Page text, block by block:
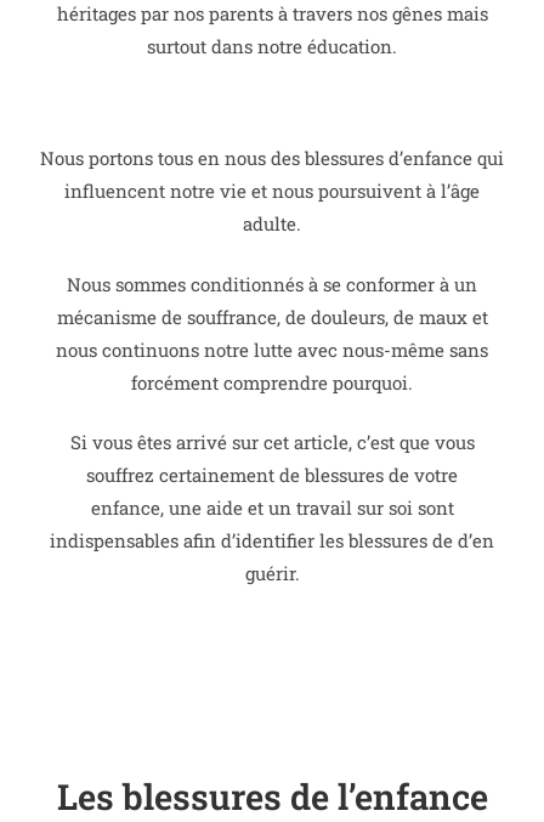
héritages par nos parents à travers nos gênes mais
surtout dans notre éducation.
Nous portons tous en nous des blessures d’enfance qui
influencent notre vie et nous poursuivent à l’âge
adulte.
Nous sommes conditionnés à se conformer à un
mécanisme de souffrance, de douleurs, de maux et
nous continuons notre lutte avec nous-même sans
forcément comprendre pourquoi.
Si vous êtes arrivé sur cet article, c’est que vous
souffrez certainement de blessures de votre
enfance, une aide et un travail sur soi sont
indispensables afin d’identifier les blessures de d’en
guérir.
Les blessures de l’enfance